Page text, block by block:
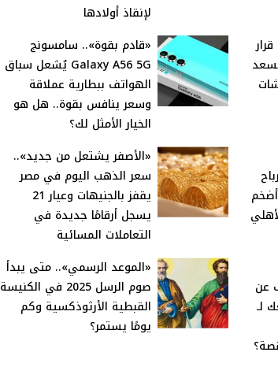
لإنقاذ أولادها
قرار
«قادم بقوة».. سامسونج
Galaxy A56 5G يُشعل سباق
الهواتف ببطارية عملاقة
وسعر ينافس بقوة.. هل هو
الخيار الأمثل لك؟
«الأصفر يشتعل من جديد»..
سعر الذهب اليوم في مصر
يقفز بالجنيهات وعيار 21
يسجل أرقامًا جديدة في
التعاملات المسائية
عن
لـ
«الموعد الرسمي».. متى يبدأ
صوم الرسل 2025 في الكنيسة
القبطية الأرثوذكسية وكم
يومًا يستمر؟